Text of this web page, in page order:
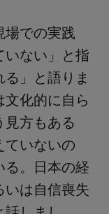
場での実践
いない」と指
」と語りま
文化的に自ら
見方もある
ていないの
る。日本の経
いは自信喪失